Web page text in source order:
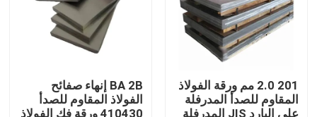
حولنا
مراقبة الجودة
201 2.0 مم ورقة الفولاذ
المقاوم للصدأ المدرفلة
على البارد JIS المدرفلة
BA 2B إنهاء صفائح
الفولاذ المقاوم للصدأ
410430 ورقة فك الفولاذ